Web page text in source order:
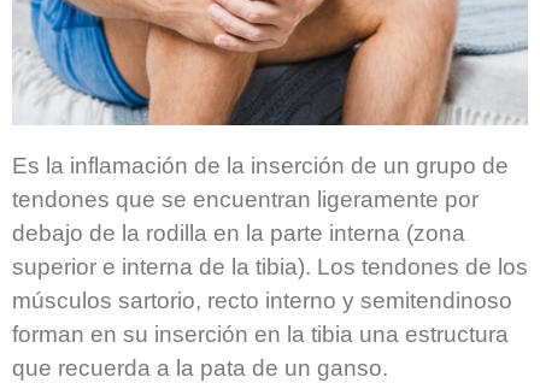
Es la inflamación de la inserción de un grupo de
tendones que se encuentran ligeramente por
debajo de la rodilla en la parte interna (zona
superior e interna de la tibia). Los tendones de los
músculos sartorio, recto interno y semitendinoso
forman en su inserción en la tibia una estructura
que recuerda a la pata de un ganso.